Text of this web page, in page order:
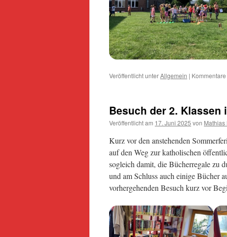
Veröffentlicht unterAllgemein |
Besuch der 2. Klassen
Veröffentlicht am 17. Juni 2025 von Mathias
Kurz vor den anstehenden
auf den Weg zur katholischen
sogleich damit, die Bücherregale zu
und am Schluss auch einige Bücher
vorhergehenden Besuch kurz vor